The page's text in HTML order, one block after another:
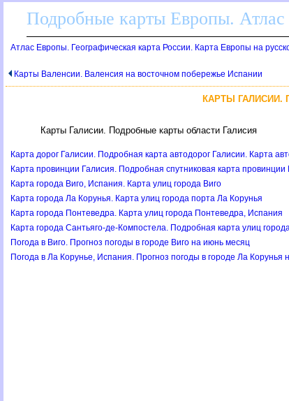
Подробные карты Европы. Атлас
Атлас Европы. Географическая карта России. Карта Европы на
Карты Валенсии. Валенсия на восточном побережье Испании
КАРТЫ ГАЛИСИИ.
Карты Галисии. Подробные карты области Галисия
Карта дорог Галисии. Подробная карта автодорог Галисии. Карта
Карта провинции Галисия. Подробная спутниковая карта провинции
Карта города Виго, Испания. Карта улиц города Виго
Карта города Ла Корунья. Карта улиц города порта Ла Корунья
Карта города Понтеведра. Карта улиц города Понтеведра, Испания
Карта города Сантьяго-де-Компостела. Подробная карта улиц
Погода в Виго. Прогноз погоды в городе Виго на июнь месяц
Погода в Ла Корунье, Испания. Прогноз погоды в городе Ла Корунья